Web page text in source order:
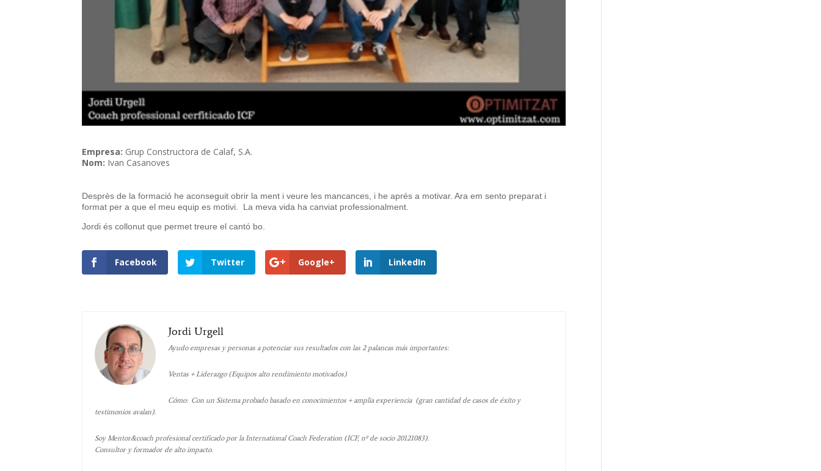
Empresa: Grup Constructora de Calaf, S.A.
Nom: Ivan Casanoves
Desprès de la formació he aconseguit obrir la ment i veure les mancances, i he aprés a motivar. Ara em sento preparat i
format per a que el meu equip es motivi. La meva vida ha canviat professionalment.
Jordi és collonut que permet treure el cantó bo.
Facebook Twitter Google+ LinkedIn
Jordi Urgell
Ayudo empresas y personas a potenciar sus resultados con las 2 palancas más importantes:
Ventas + Liderazgo (Equipos alto rendimiento motivados)
Cómo: Con un Sistema probado basado en conocimientos + amplia experiencia (gran cantidad de casos de éxito y
testimonios avalan).
Soy Mentor&coach profesional certificado por la International Coach Federation (ICF, nº de socio 20121083).
Consultor y formador de alto impacto.